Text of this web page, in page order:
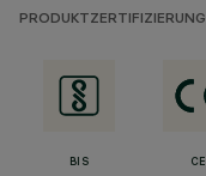
PRODUKTZERTIFIZIERUNG
BIS CE